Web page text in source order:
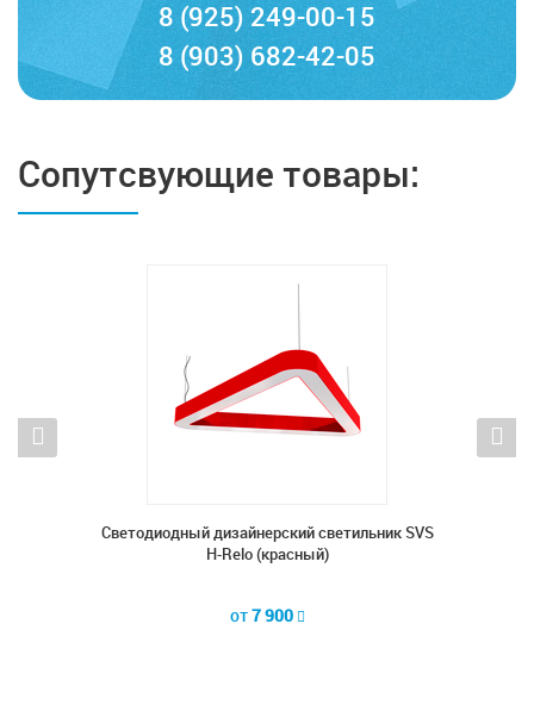
8 (925) 249-00-15
8 (903) 682-42-05
Сопутсвующие товары:
Cветодиодный дизайнерский светильник SVS
H-Relo (красный)
от7 900